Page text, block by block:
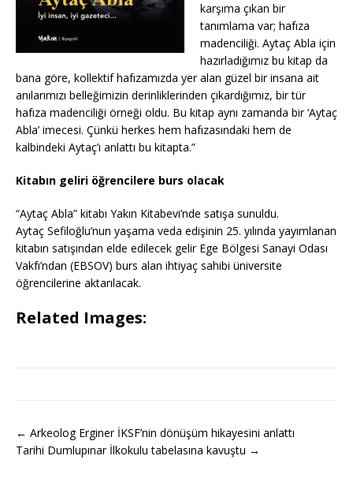
karşıma çıkan bir
tanımlama var; hafıza
madenciliği. Aytaç Abla için
hazırladığımız bu kitap da
bana göre, kollektif hafızamızda yer alan güzel bir insana ait
anılarımızı belleğimizin derinliklerinden çıkardığımız, bir tür
hafıza madenciliği örneği oldu. Bu kitap aynı zamanda bir ‘Aytaç
Abla’ imecesi. Çünkü herkes hem hafızasındaki hem de
kalbindeki Aytaç’ı anlattı bu kitapta.”
Kitabın geliri öğrencilere burs olacak
“Aytaç Abla” kitabı Yakın Kitabevi’nde satışa sunuldu.
Aytaç Sefiloğlu’nun yaşama veda edişinin 25. yılında yayımlanan
kitabın satışından elde edilecek gelir Ege Bölgesi Sanayi Odası
Vakfı’ndan (EBSOV) burs alan ihtiyaç sahibi üniversite
öğrencilerine aktarılacak.
Related Images:
← Arkeolog Erginer İKSF’nin dönüşüm hikayesini anlattı
Tarihi Dumlupınar İlkokulu tabelasına kavuştu →